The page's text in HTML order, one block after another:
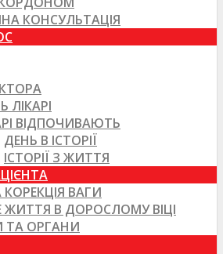
КОНСУЛЬТАЦІЯ
ЛІКАРІ
ВІДПОЧИВАЮТЬ
ДЕНЬ В ІСТОРІЇ
ІСТОРІЇ З ЖИТТЯ
ВАГИ
ЖИТТЯ В ДОРОСЛОМУ ВІЦІ
ТА ОРГАНИ